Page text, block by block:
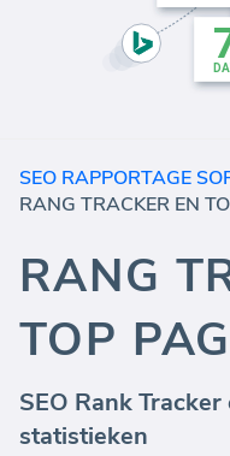
SEO RAPPORTAGE
RANG
TOP
SEO Rank
statistieken